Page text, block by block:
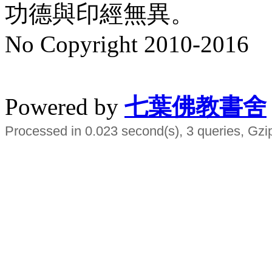
功德與印經無異。
No Copyright 2010-2016
Powered by 七葉佛教書舍
Processed in 0.023 second(s), 3 queries,